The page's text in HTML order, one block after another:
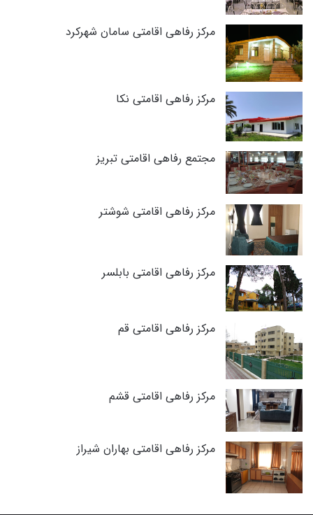
مرکز رفاهی اقامتی سامان شهرکرد
مرکز رفاهی اقامتی نکا
مجتمع رفاهی اقامتی تبریز
مرکز رفاهی اقامتی شوشتر
مرکز رفاهی اقامتی بابلسر
مرکز رفاهی اقامتی قم
مرکز رفاهی اقامتی قشم
مرکز رفاهی اقامتی بهاران شیراز